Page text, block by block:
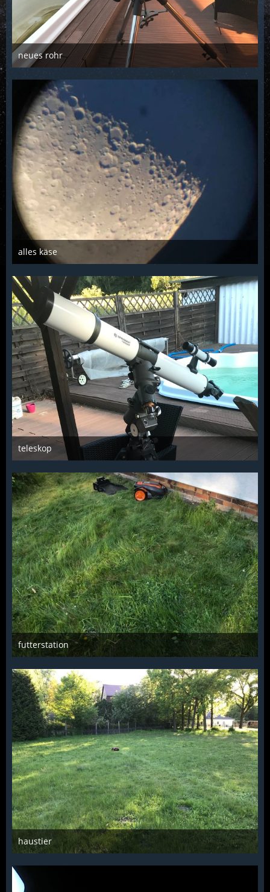
neues rohr
Troll
11. September 2018
1.107
0 0
alles käse
Troll
18. August 2018
1.895
0
teleskop
Troll
7. August 2018
1.129
7 4
futterstation
Troll
2. Mai 2018
1.136
2 0
haustier
Troll
1. Mai 2018
1.141
4 0